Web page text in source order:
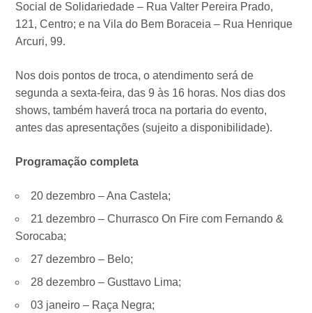
Social de Solidariedade – Rua Valter Pereira Prado,
121, Centro; e na Vila do Bem Boraceia – Rua Henrique
Arcuri, 99.
Nos dois pontos de troca, o atendimento será de
segunda a sexta-feira, das 9 às 16 horas. Nos dias dos
shows, também haverá troca na portaria do evento,
antes das apresentações (sujeito a disponibilidade).
Programação completa
20 dezembro – Ana Castela;
21 dezembro – Churrasco On Fire com Fernando &
Sorocaba;
27 dezembro – Belo;
28 dezembro – Gusttavo Lima;
03 janeiro – Raça Negra;